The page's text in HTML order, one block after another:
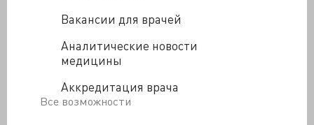
Вакансии для врачей
Аналитические новости
медицины
Аккредитация врача
Все возможности
положений
отсутствия в подзаконном акте каких-либо
федерального закона.
Выводы суда фактически означают следующее: даже
если в Порядке и есть пробел, связанный с